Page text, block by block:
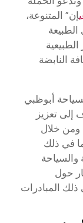
إن” المتنوعة،
النابضة
أبوظبي
إلى تعزيز
ومن خلال
في ذلك
والسياحة
حول
السياحية 2030 بما في ذلك المبادرات